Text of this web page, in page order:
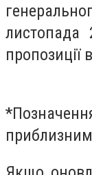
листопада
пропозиції